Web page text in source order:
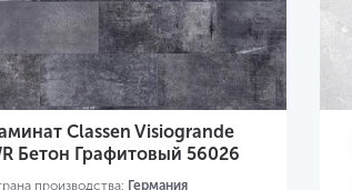
Classen Visiogrande
Бетон Графитовый 56026
производства: Германия